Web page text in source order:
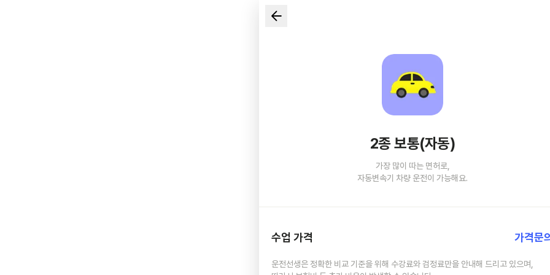
2종 보통(자동)
가장 많이 따는 면허로,
자동변속기 차량 운전이 가능해요.
수업 가격 가격문
운전선생은 정확한 비교 기준을 위해 수강료와 검정료만을 안내해 드리고 있으며,